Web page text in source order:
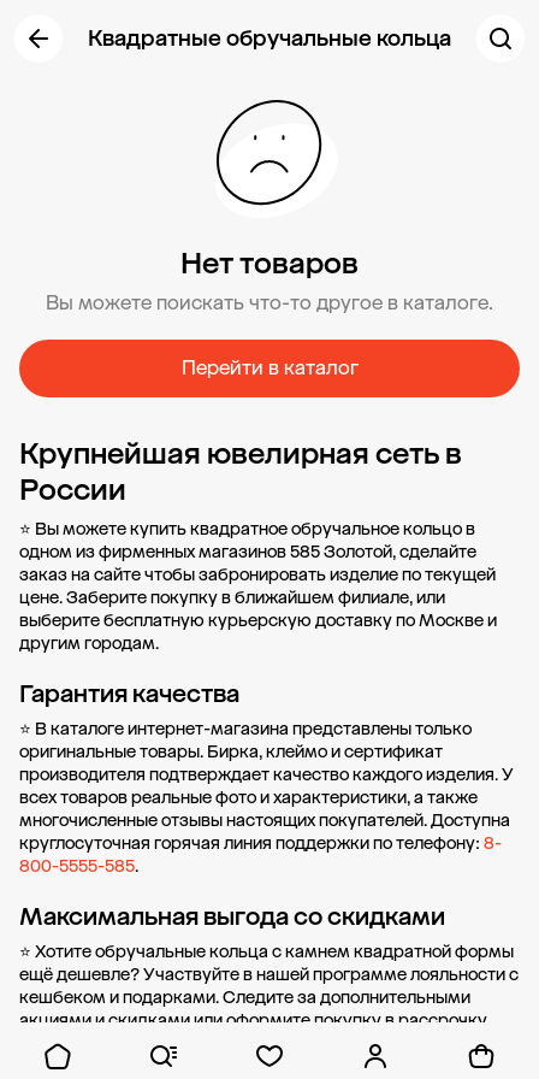
Квадратные обручальные кольца
Нет товаров
Вы можете поискать что-то другое в каталоге.
Перейти в каталог
Крупнейшая ювелирная сеть в
России
⭐ Вы можете купить квадратное обручальное кольцо в
одном из фирменных магазинов 585 Золотой, сделайте
заказ на сайте чтобы забронировать изделие по текущей
цене. Заберите покупку вближайшем филиале, или
выберите бесплатную курьерскую доставку по Москве и
другим городам.
Гарантия качества
⭐ В каталоге интернет-магазина представлены только
оригинальные товары. Бирка, клеймо и сертификат
производителя подтверждает качество каждого изделия. У
всех товаров реальные фото и характеристики, а также
многочисленные отзывы настоящих покупателей. Доступна
круглосуточная горячая линия поддержки по телефону: 8-
800-5555-585.
Максимальная выгода со скидками
⭐ Хотите обручальные кольца с камнем квадратной формы
ещё дешевле? Участвуйте в нашейпрограмме лояльностис
кешбеком и подарками. Следите за дополнительными
акциями и скидкамиили оформитепокупку в рассрочку
без первоначального взноса от стоимости.